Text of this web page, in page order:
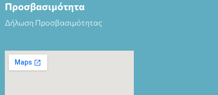
Προσβασιμότητα
Δήλωση Προσβασιμότητας